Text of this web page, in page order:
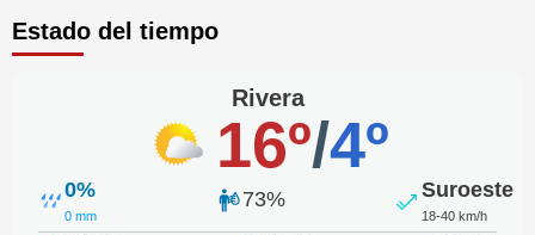
Estado del tiempo
Rivera
16º/4º
0%
0 mm
73% Suroeste
18-40 km/h